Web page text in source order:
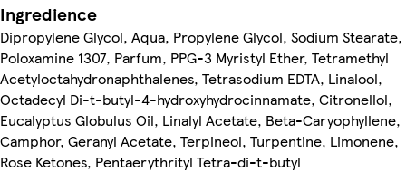
Ingredience
Dipropylene Glycol, Aqua, Propylene Glycol, Sodium Stearate,
Poloxamine 1307, Parfum, PPG-3 Myristyl Ether, Tetramethyl
Acetyloctahydronaphthalenes, Tetrasodium EDTA, Linalool,
Octadecyl Di-t-butyl-4-hydroxyhydrocinnamate, Citronellol,
Eucalyptus Globulus Oil, Linalyl Acetate, Beta-Caryophyllene,
Camphor, Geranyl Acetate, Terpineol, Turpentine, Limonene,
Rose Ketones, Pentaerythrityl Tetra-di-t-butyl